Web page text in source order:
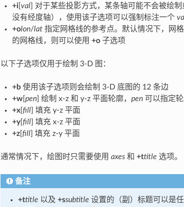
+i[ val] 对于某些投影方式，某条轴可能不会被绘
没有经度轴），使用该子选项可以强制标注一个
+olon/lat指定网格线的参考点。默认情况下，网
的网格线，则可以使用 +o子选项
以下子选项仅用于绘制 3-D 图：
+b使用该子选项则会绘制 3-D 底图的 12 条边
+w[ pen] 绘制 x-z 和 y-z 平面轮廓， pen可以指定轮
+x[ fill] 填充 y-z 平面
+y[ fill] 填充 x-z 平面
+z[ fill] 填充 z-y 平面
通常情况下，绘图时只需要使用 axes和 +ttitle 选项。
备注
+ttitle 以及 +ssubtitle 设置的（副）标题可以是